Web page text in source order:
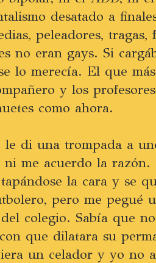
desatado a
peleadores,
no eran gays. Si
lo merecía. El que
y los
como ahora.
le di una trompada a
me acuerdo la razón.
la cara y se
pero me pegué
colegio. Sabía que
que dilatara su
un celador y yo no